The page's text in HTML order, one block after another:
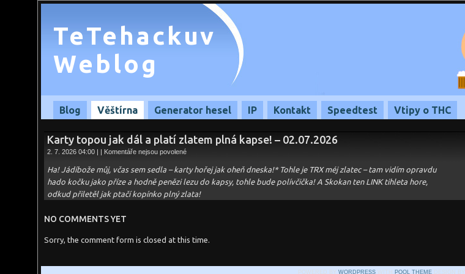
TeTehackuv
Weblog
Blog Věštírna Generator hesel IP Kontakt Speedtest Vtipy o THC
Karty topou jak dál a platí zlatem plná kapse! – 02.07.2026
2. 7. 2026 04:00 | | Komentáře nejsou povolenéu
s
názvem
Karty
jak
dál
kapse!
Ha! Jádíbože můj, včas sem sedla – karty hořej jak oheň dneska!* Tohle je TRX méj zlatec – tam vidím opravdu
hado kočku jako příze a hodně penězi lezu do kapsy, tohle bude polívčička! A Skokan ten LINK tihleta hore,
odkud přiletěl jak ptačí kopínko plný zlata!
NO COMMENTS YET
Sorry, the comment form is closed at this time.
POWERED BY WORDPRESSWITH POOL THEMEDESIGN BY